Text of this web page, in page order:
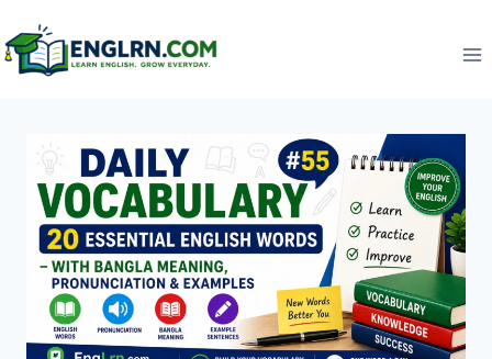
to
content